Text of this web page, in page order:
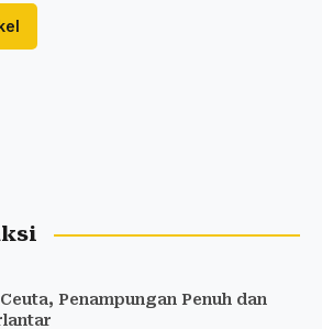
Penampungan Penuh dan